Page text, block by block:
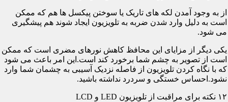
از به وجود آمدن لکه های تاریک یا سوختن پیکسل ها هم که ممکن
است به دلیل وارد شدن ضربه به تلویزیون ایجاد شوند هم پیشگیری
می شود.
یکی دیگر از مزایای این محافظ کاهش نورهای مضری است که ممکن
است از تصویر به چشم شما برخورد کند است.این امر باعث می شود
که با نگاه کردن تلویزیون از فاصله نزدیک آسیبی به چشمان شما وارد
نشود.احساس خستگی و سردرد نداشته باشید.
۱۲ نکته برای مراقبت از تلویزیون LED و LCD